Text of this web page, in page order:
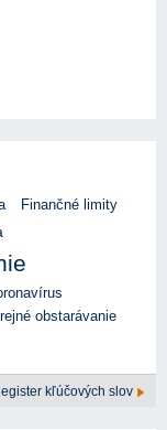
Finančné limity
obstarávanie
kľúčových slov